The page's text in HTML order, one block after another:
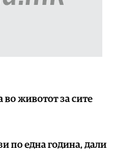
животот за сите
по една година, дали